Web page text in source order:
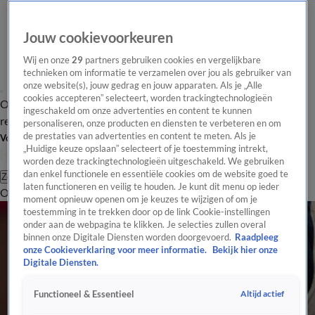
Overzicht Laatste nieuws Regionieuws Het beste van Hart
Tip de
redactie
Volg Hart van Nederland
Zoeken
OverzichtRegioUitzendingenWeerTip de redactiePanelVideo's
Jouw cookievoorkeuren
Wij en onze29 partners gebruiken cookies en vergelijkbare
technieken om informatie te verzamelen over jou als gebruiker van
onze website(s), jouw gedrag en jouw apparaten. Als je „Alle
cookies accepteren” selecteert, worden trackingtechnologieën
ingeschakeld om onze advertenties en content te kunnen
personaliseren, onze producten en diensten te verbeteren en om
de prestaties van advertenties en content te meten. Als je
„Huidige keuze opslaan” selecteert of je toestemming intrekt,
worden deze trackingtechnologieën uitgeschakeld. We gebruiken
dan enkel functionele en essentiële cookies om de website goed te
laten functioneren en veilig te houden. Je kunt dit menu op ieder
moment opnieuw openen om je keuzes te wijzigen of om je
toestemming in te trekken door op de link Cookie-instellingen
onder aan de webpagina te klikken. Je selecties zullen overal
binnen onze Digitale Diensten worden doorgevoerd. Raadpleeg
onze Cookieverklaring voor meer informatie.
Bekijk hier onze
Digitale Diensten.
Functioneel & Essentieel Altijd actief